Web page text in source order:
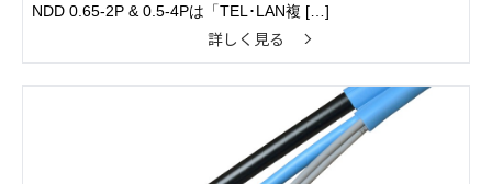
NDD 0.65-2P & 0.5-4Pは「TEL･LAN複 […]
詳しく見る